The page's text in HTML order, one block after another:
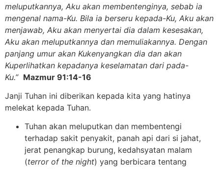
meluputkannya, Aku akan membentenginya, sebab ia
mengenal nama-Ku. Bila ia berseru kepada-Ku, Aku akan
menjawab, Aku akan menyertai dia dalam kesesakan,
Aku akan meluputkannya dan memuliakannya. Dengan
panjang umur akan Kukenyangkan dia dan akan
Kuperlihatkan kepadanya keselamatan dari pada-
Ku.” Mazmur 91:14-16
Janji Tuhan ini diberikan kepada kita yang hatinya
melekat kepada Tuhan.
Tuhan akan meluputkan dan membentengi
terhadap sakit penyakit, panah api dari si jahat,
jerat penangkap burung, kedahsyatan malam
(terror of the night) yang berbicara tentang